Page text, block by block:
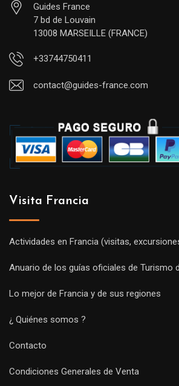
Guides France
7 bd de Louvain
13008 MARSEILLE (FRANCE)
+33744750411
contact@guides-france.com
Visita Francia
Actividades en Francia (visitas,
Anuario de los guías oficiales de Turismo
Lo mejor de Francia y de sus regiones
¿ Quiénes somos ?
Contacto
Condiciones Generales de Venta